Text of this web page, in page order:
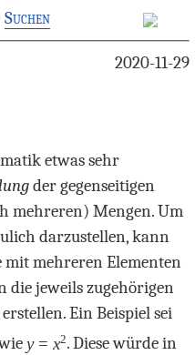
Suchen
2020-11-29
etwas sehr
der gegenseitigen
mehreren) Mengen. Um
darzustellen, kann
mit mehreren Elementen
die jeweils zugehörigen
Ein Beispiel sei
y= x2. Diese würde in